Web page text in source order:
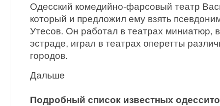
Одесский комедийно-фарсовый театр
который и предложил ему взять
Утесов. Он работал в театрах миниатюр,
эстраде, играл в театрах оперетты
городов.
Дальше
Подробный список известных